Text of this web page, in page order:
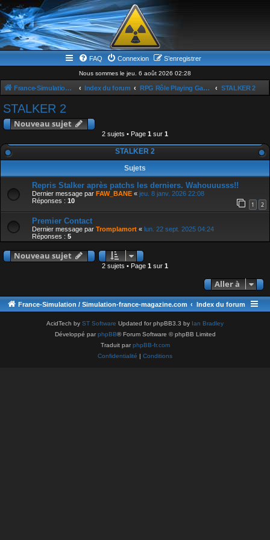
FAQ Connexion S’enregistrer
Nous sommes le jeu. 6 août 2026 02:28
France-Simulation / Simulation-france-magazine.com Index du forum RPG Rôle Playing Game STALKER 2
STALKER 2
Nouveau sujet
2 sujets • Page 1 sur 1
STALKER 2
Sujets
Repris Stalker après patchs les derniers. Wahouuusss!!
Dernier message par FAW_BANE « jeu. 8 janv. 2026 22:08
Réponses : 10 1 2
Premier Contact
Dernier message par Tromplamort « lun. 22 sept. 2025 04:24
Réponses : 5
Nouveau sujet
2 sujets • Page 1 sur 1
Aller à
France-Simulation / Simulation-france-magazine.com Index du forum
AcidTech by ST Software Updated for phpBB3.3 by Ian Bradley
Développé parphpBB® Forum Software © phpBB Limited
Traduit parphpBB-fr.com
Confidentialité | Conditions